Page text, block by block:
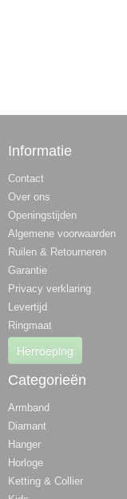
Informatie
Contact
Over ons
Openingstijden
Algemene voorwaarden
Ruilen & Retourneren
Garantie
Privacy verklaring
Levertijd
Ringmaat
Herroeping
Categorieën
Armband
Diamant
Hanger
Horloge
Ketting & Collier